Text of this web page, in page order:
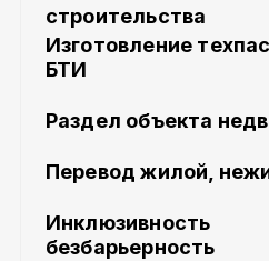
строительства
Изготовление
БТИ
Раздел объекта
Перевод жилой,
Инклюзивность
безбарьерность